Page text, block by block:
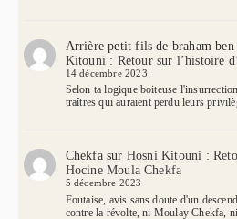
Arrière petit fils de braham ben
Kitouni : Retour sur l’histoire
14 décembre 2023
Selon ta logique boiteuse
traîtres qui auraient perdu leurs
Chekfasur Hosni Kitouni :
Hocine Moula Chekfa
5 décembre 2023
Foutaise, avis sans doute d'un
contre la révolte, ni Moulay Chekfa,